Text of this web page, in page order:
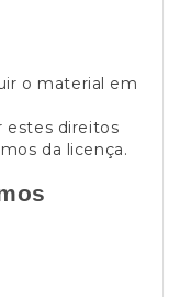
o material em
estes direitos
da licença.